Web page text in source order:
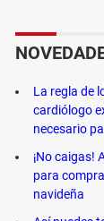
esa
como el
durante tu
La regla de
cardiólogo
necesario
¡No caigas!
para
navideña